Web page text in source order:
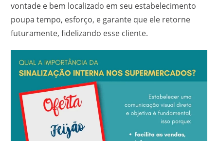
vontade e bem localizado em seu estabelecimento
poupa tempo, esforço, e garante que ele retorne
futuramente, fidelizando esse cliente.